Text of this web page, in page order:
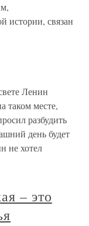
истории, связан
Ленин
таком месте,
разбудить
день будет
не хотел
– это